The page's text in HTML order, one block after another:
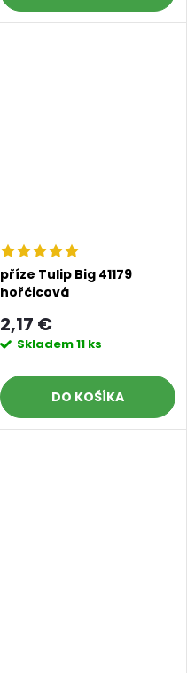
příze Tulip Big 41179
hořčicová
2,17 €
Skladem11 ks
DO KOŠÍKA